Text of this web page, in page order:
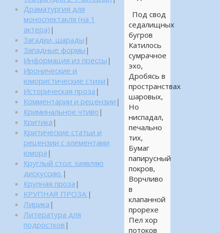
Под свод
седалищных
бугров
Катилось
сумрачное
эхо,
Дробясь в
пространствах
шаровых,
Но
ниспадал,
печально
тих,
Бумаг
папирусный
покров,
Ворчливо
в
клапанной
прорехе
Пел хор
потоков
Драматургия для
моноспектакля (на 1
актера) |
Загадки, шарады |
Западные формы |
Информация из прессы |
Иронические и
юмористические стихи |
Историческая проза |
Комментарии и рецензии |
Криминальное чтиво |
Критика |
Критические статьи и
рецензии с элементами
юмора |
Круглый стол: заявляю
дискуссию. |
Крупная проза |
КРУПНАЯ ПРОЗА: |
Лирика |
Литература для
подростков |